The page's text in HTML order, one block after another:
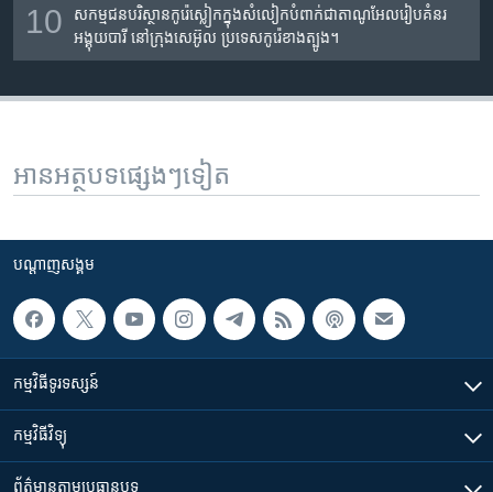
10
សកម្មជនបរិស្ថានកូរ៉េស្លៀកក្នុងសំលៀកបំពាក់ជាតាណូអែលរៀបគំនរ
អង្គុយបារី នៅក្រុងសេអ៊ូល ប្រទេសកូរ៉េខាងត្បូង។
អានអត្ថបទផ្សេងៗទៀត
បណ្តាញ​សង្គម
កម្មវិធី​ទូរទស្សន៍
កម្មវិធី​វិទ្យុ
ព័ត៌មាន​តាមប្រធានបទ​